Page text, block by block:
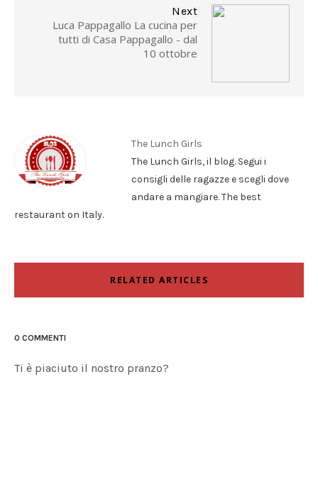
Next
Luca Pappagallo La cucina per
tutti di Casa Pappagallo - dal
10 ottobre
The Lunch Girls
The Lunch Girls, il blog. Segui i
consigli delle ragazze e scegli dove
andare a mangiare. The best
restaurant on Italy.
RELATED ARTICLES
0 COMMENTI
Ti è piaciuto il nostro pranzo?